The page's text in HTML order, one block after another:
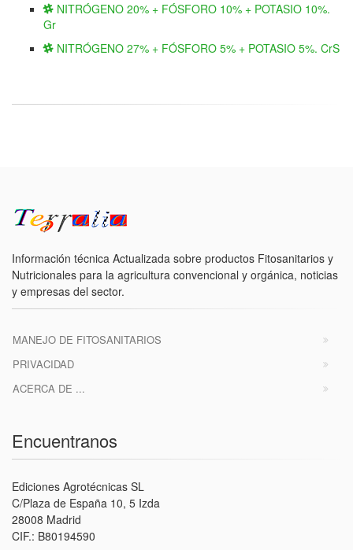
NITRÓGENO 20% + FÓSFORO 10% + POTASIO 10%.
Gr
NITRÓGENO 27% + FÓSFORO 5% + POTASIO 5%. CrS
Información técnica Actualizada sobre productos Fitosanitarios y
Nutricionales para la agricultura convencional y orgánica, noticias
y empresas del sector.
MANEJO DE FITOSANITARIOS
PRIVACIDAD
ACERCA DE ...
Encuentranos
Ediciones Agrotécnicas SL
C/Plaza de España 10, 5 Izda
28008 Madrid
CIF.: B80194590